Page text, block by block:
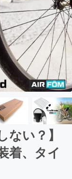
ない？】
着、タイ